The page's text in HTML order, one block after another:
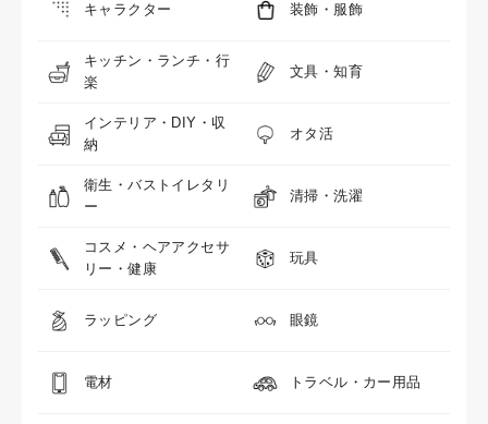
キャラクター 装飾・服飾
キッチン・ランチ・行
楽
文具・知育
インテリア・DIY・収
納
オタ活
衛生・バストイレタリ
ー
清掃・洗濯
コスメ・ヘアアクセサ
リー・健康
玩具
ラッピング 眼鏡
電材 トラベル・カー用品